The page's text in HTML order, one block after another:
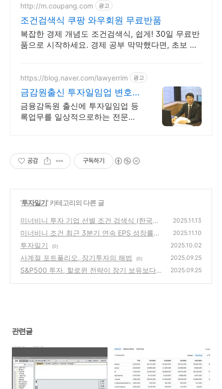
http://m.coupang.com 광고
조건검색식 쿠팡 와우회원 무료반품
복잡한 경제 개념도 조건검색식, 쉽게! 30일 무료반
품으로 시작하세요. 경제 공부 막막했다면, 초보 눈
https://blog.naver.com/lawyerrim 광고
금감원출신 투자일임업 변호사
금감원출신투자일임업전문변
호사
금융감독원 출신에 투자일임업 등
록업무를 일상적으로하는 전문변
모두전문
공감 구독하기
'투자일기' 카테고리의 다른 글
미너비니 투자 기업 선별 조건 검색식 (한국투
자증권 HTS)
(0)
2025.11.13
미너비니 조건 최근 3분기 연속 EPS 성장률이
20~25% 이상
2025.11.10
투자일기 (0) 2025.10.02
사계절 포트폴리오, 장기투자의 해법 (0) 2025.09.25
S&P500 투자, 할로윈 전략이 장기 보유보다
2025.09.25
관련글